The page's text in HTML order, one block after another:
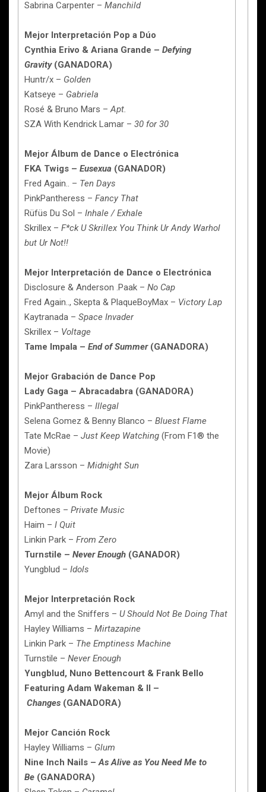
Sabrina Carpenter – Manchild
Mejor Interpretación Pop a Dúo
Cynthia Erivo & Ariana Grande – Defying
Gravity (GANADORA)
Huntr/x – Golden
Katseye – Gabriela
Rosé & Bruno Mars –Apt.
SZA With Kendrick Lamar – 30 for 30
Mejor Álbum de Dance o Electrónica
FKA Twigs – Eusexua (GANADOR)
Fred Again.. – Ten Days
PinkPantheress – Fancy That
Rüfüs Du Sol – Inhale / Exhale
Skrillex – F*ck U Skrillex You Think Ur Andy Warhol
but Ur Not!!
Mejor Interpretación de Dance o Electrónica
Disclosure & Anderson .Paak – No Cap
Fred Again.., Skepta & PlaqueBoyMax – Victory Lap
Kaytranada – Space Invader
Skrillex – Voltage
Tame Impala – End of Summer (GANADORA)
Mejor Grabación de Dance Pop
Lady Gaga – Abracadabra (GANADORA)
PinkPantheress – Illegal
Selena Gomez & Benny Blanco – Bluest Flame
Tate McRae – Just Keep Watching (From F1® the
Movie)
Zara Larsson – Midnight Sun
Mejor Álbum Rock
Deftones – Private Music
Haim – I Quit
Linkin Park – From Zero
Turnstile – Never Enough (GANADOR)
Yungblud – Idols
Mejor Interpretación Rock
Amyl and the Sniffers – U Should Not Be Doing That
Hayley Williams – Mirtazapine
Linkin Park – The Emptiness Machine
Turnstile – Never Enough
Yungblud, Nuno Bettencourt & Frank Bello
Featuring Adam Wakeman & II –
Changes (GANADORA)
Mejor Canción Rock
Hayley Williams – Glum
Nine Inch Nails – As Alive as You Need Me to
Be (GANADORA)